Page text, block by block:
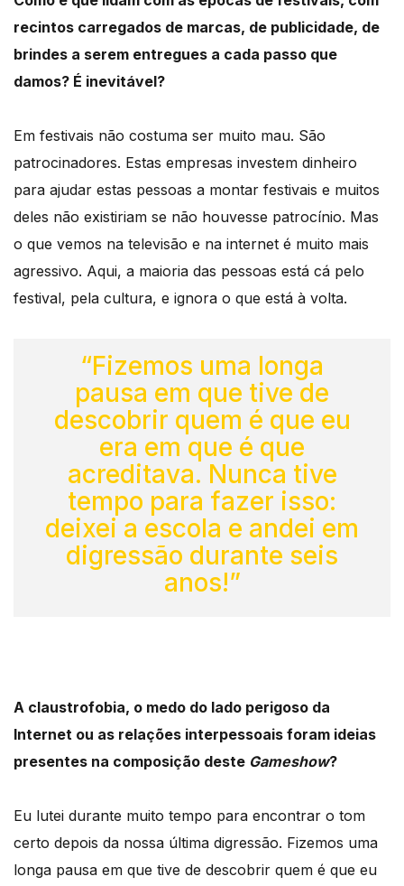
recintos carregados de marcas, de publicidade, de
brindes a serem entregues a cada passo que
damos? É inevitável?
Em festivais não costuma ser muito mau. São
patrocinadores. Estas empresas investem dinheiro
para ajudar estas pessoas a montar festivais e muitos
deles não existiriam se não houvesse patrocínio. Mas
o que vemos na televisão e na internet é muito mais
agressivo. Aqui, a maioria das pessoas está cá pelo
festival, pela cultura, e ignora o que está à volta.
“Fizemos uma longa
pausa em que tive de
descobrir quem é que eu
era em que é que
acreditava. Nunca tive
tempo para fazer isso:
deixei a escola e andei em
digressão durante seis
anos!”
A claustrofobia, o medo do lado perigoso da
Internet ou as relações interpessoais foram ideias
presentes na composição deste Gameshow?
Eu lutei durante muito tempo para encontrar o tom
certo depois da nossa última digressão. Fizemos uma
longa pausa em que tive de descobrir quem é que eu